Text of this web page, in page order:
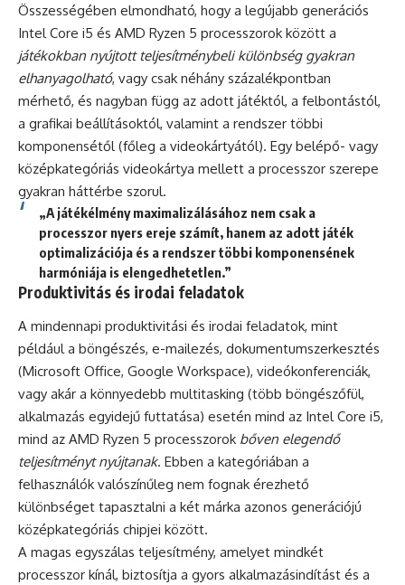
Összességében elmondható, hogy a legújabb generációs
Intel Core i5 és AMD Ryzen 5 processzorok között a
játékokban nyújtott teljesítménybeli különbség gyakran
elhanyagolható, vagy csak néhány százalékpontban
mérhető, és nagyban függ az adott játéktól, a felbontástól,
a grafikai beállításoktól, valamint a rendszer többi
komponensétől (főleg a videokártyától). Egy belépő- vagy
középkategóriás videokártya mellett a processzor szerepe
gyakran háttérbe szorul.
„A játékélmény maximalizálásához nem csak a
processzor nyers ereje számít, hanem az adott játék
optimalizációja és a rendszer többi komponensének
harmóniája is elengedhetetlen.”
Produktivitás és irodai feladatok
A mindennapi produktivitási és irodai feladatok, mint
például a böngészés, e-mailezés, dokumentumszerkesztés
(Microsoft Office, Google Workspace), videókonferenciák,
vagy akár a könnyedebb multitasking (több böngészőfül,
alkalmazás egyidejű futtatása) esetén mind az Intel Core i5,
mind az AMD Ryzen 5 processzorok bőven elegendő
teljesítményt nyújtanak. Ebben a kategóriában a
felhasználók valószínűleg nem fognak érezhető
különbséget tapasztalni a két márka azonos generációjú
középkategóriás chipjei között.
A magas egyszálas teljesítmény, amelyet mindkét
processzor kínál, biztosítja a gyors alkalmazásindítást és a